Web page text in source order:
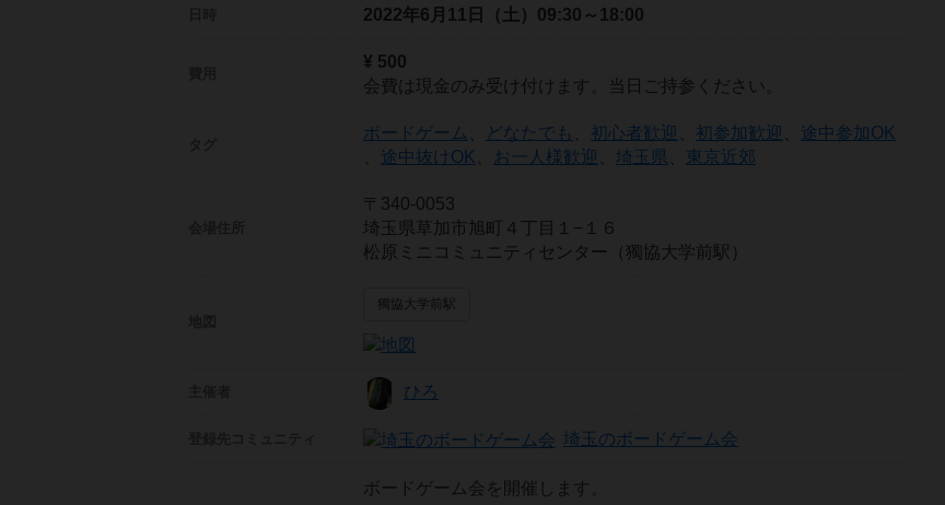
2022年6月11日（土） 09:30～18:00
¥ 500
会費は現金のみ受け付けます。当日ご持参ください。
ボードゲーム どなたでも 初心者歓迎 初参加歓迎
途中参加OK
途中抜けOK お一人様歓迎 埼玉県 東京近郊
〒340-0053
埼玉県草加市旭町４丁目１−１６
松原ミニコミュニティセンター（獨協大学前駅）
獨協大学前駅
ひろ
埼玉のボードゲーム会
ボードゲーム会を開催します。